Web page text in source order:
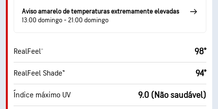
Aviso amarelo de temperaturas extremamente elevadas
13:00 domingo - 21:00 domingo
RealFeel® 98°
RealFeel Shade™ 94°
Índice máximo UV 9.0 (Não saudável)